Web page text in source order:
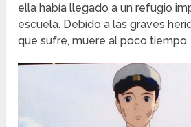
ella había llegado a un refugio
escuela. Debido a las graves
que sufre, muere al poco tiempo.